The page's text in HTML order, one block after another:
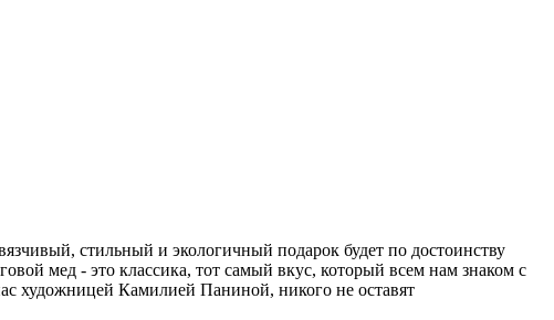
стильный и экологичный подарок будет по достоинству
мед - это классика, тот самый вкус, который всем нам знаком с
художницей Камилией Паниной, никого не оставят